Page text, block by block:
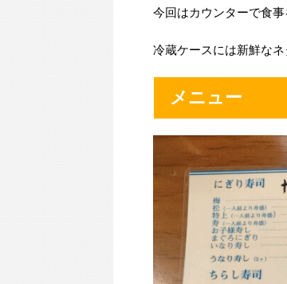
今回はカウンターで食事
冷蔵ケースには新鮮なネ
メニュー